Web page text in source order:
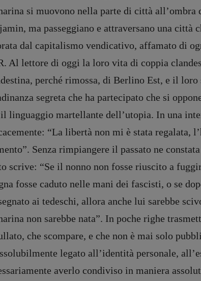
si muovono nella parte di città all’ombra
ma passeggiano e attraversano una città
dal capitalismo vendicativo, affamato di
Al lettore di oggi la loro vita di coppia
perché rimossa, di Berlino Est, e il
segreta che ha partecipato che si
linguaggio martellante dell’utopia. In una
“La libertà non mi è stata regalata,
Senza rimpiangere il passato ne
scrive: “Se il nonno non fosse riuscito a
fosse caduto nelle mani dei fascisti, o se
ai tedeschi, allora anche lui sarebbe
non sarebbe nata”. In poche righe
che scompare, e che non è mai solo
legato all’identità personale,
averlo condiviso in maniera